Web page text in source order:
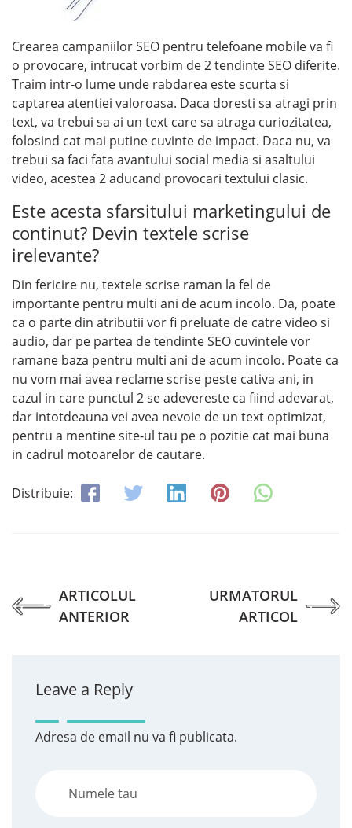
Crearea campaniilor SEO pentru telefoane mobile va fi
o provocare, intrucat vorbim de 2 tendinte SEO diferite.
Traim intr-o lume unde rabdarea este scurta si
captarea atentiei valoroasa. Daca doresti sa atragi prin
text, va trebui sa ai un text care sa atraga curiozitatea,
folosind cat mai putine cuvinte de impact. Daca nu, va
trebui sa faci fata avantului social media si asaltului
video, acestea 2 aducand provocari textului clasic.
Este acesta sfarsitului marketingului de
continut? Devin textele scrise
irelevante?
Din fericire nu, textele scrise raman la fel de
importante pentru multi ani de acum incolo. Da, poate
ca o parte din atributii vor fi preluate de catre video si
audio, dar pe partea de tendinte SEO cuvintele vor
ramane baza pentru multi ani de acum incolo. Poate ca
nu vom mai avea reclame scrise peste cativa ani, in
cazul in care punctul 2 se adevereste ca fiind adevarat,
dar intotdeauna vei avea nevoie de un text optimizat,
pentru a mentine site-ul tau pe o pozitie cat mai buna
in cadrul motoarelor de cautare.
Distribuie:
ARTICOLUL
ANTERIOR
URMATORUL
ARTICOL
Leave a Reply
Adresa de email nu va fi publicata.